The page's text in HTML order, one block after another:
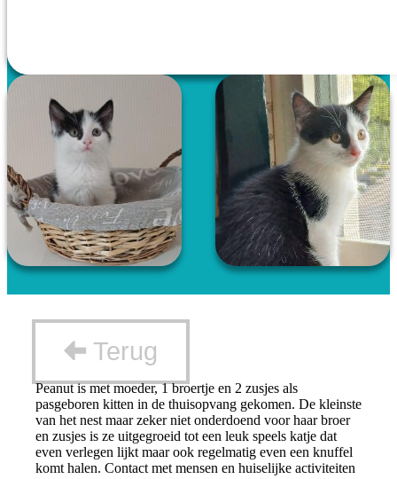
Terug
Peanut is met moeder, 1 broertje en 2 zusjes als
pasgeboren kitten in de thuisopvang gekomen. De kleinste
van het nest maar zeker niet onderdoend voor haar broer
en zusjes is ze uitgegroeid tot een leuk speels katje dat
even verlegen lijkt maar ook regelmatig even een knuffel
komt halen. Contact met mensen en huiselijke activiteiten